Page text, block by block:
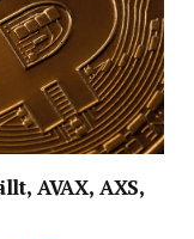
AVAX, AXS,